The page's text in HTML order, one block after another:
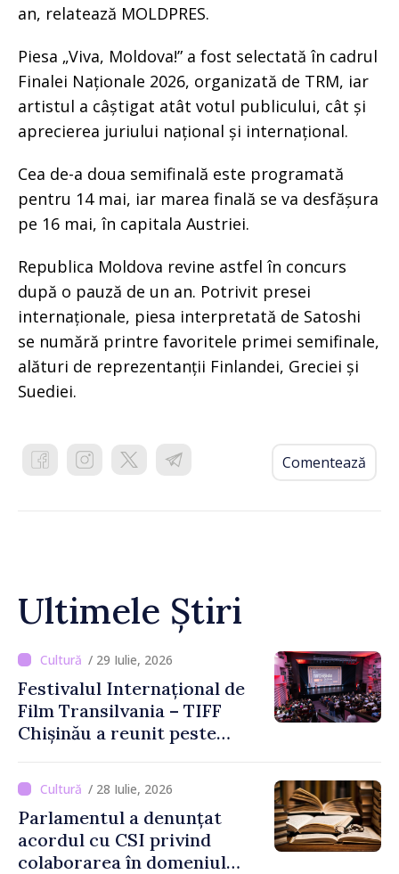
an, relatează MOLDPRES.
Piesa „Viva, Moldova!” a fost selectată în cadrul
Finalei Naționale 2026, organizată de TRM, iar
artistul a câștigat atât votul publicului, cât și
aprecierea juriului național și internațional.
Cea de-a doua semifinală este programată
pentru 14 mai, iar marea finală se va desfășura
pe 16 mai, în capitala Austriei.
Republica Moldova revine astfel în concurs
după o pauză de un an. Potrivit presei
internaționale, piesa interpretată de Satoshi
se numără printre favoritele primei semifinale,
alături de reprezentanții Finlandei, Greciei și
Suediei.
Comentează
Ultimele Știri
/ 29 Iulie, 2026
Festivalul Internațional de
Film Transilvania – TIFF
Chișinău a reunit peste
de-a șasea ediție
/ 28 Iulie, 2026
Parlamentul a denunțat
acordul cu CSI privind
colaborarea în domeniul